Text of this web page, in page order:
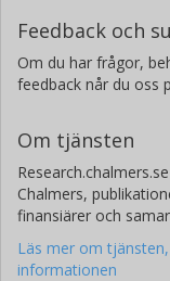
Feedback och
Om du har frågor,
feedback når du oss
Om tjänsten
Chalmers,
finansiärer och
Läs mer om
informationen